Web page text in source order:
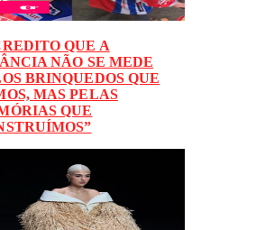
QUE A
NÃO SE MEDE
BRINQUEDOS QUE
MAS PELAS
QUE